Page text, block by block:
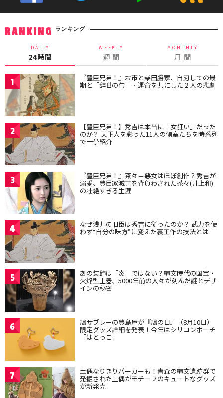
RANKING ランキング
DAILY
24時間
WEEKLY
週 間
MONTHLY
月 間
1 『豊臣兄弟！』お市と柴田勝家、自刃しての最
期と「辞世の句」…運命を共にした２人の悲劇
2 【豊臣兄弟！】秀吉は本当に「女狂い」だった
のか？ 天下人を彩った11人の側室たちを時系列
で一挙紹介
3 『豊臣兄弟！』茶々＝悪女はほぼ創作？秀吉が
溺愛、豊臣家滅亡を背負わされた茶々(井上和)
の壮絶すぎる生涯
4 なぜ浅井の旧臣は秀吉に従ったのか？ 武力を使
わず“自分の味方”に変えた裏工作の技法とは
5 あの装飾は「炎」ではない？縄文時代の国宝・
火焔型土器、5000年前の人々が刻んだ謎とデザ
インの秘密
6 鳩サブレーの豊島屋が『鳩の日』（8月10日）
限定グッズ詳細を発表！今年はシリコンポーチ
「はとっこ」
7 土偶なりきりパーカーも！青森の縄文遺跡群で
発掘された土偶がモチーフのキュートなグッズ
が新発売